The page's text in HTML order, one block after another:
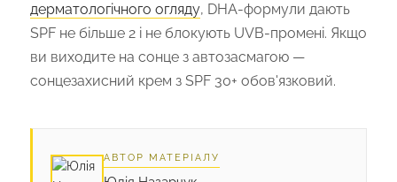
дерматологічного огляду, DHA-формули дають
SPF не більше 2 і не блокують UVB-промені. Якщо
ви виходите на сонце з автозасмагою —
сонцезахисний крем з SPF 30+ обов'язковий.
АВТОР МАТЕРІАЛУ